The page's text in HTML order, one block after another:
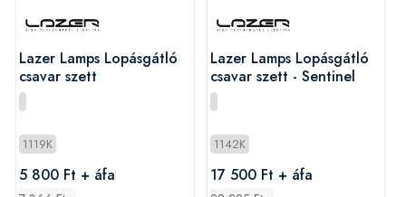
Lazer Lamps Lopásgátló
csavar szett
1119K
5 800 Ft + áfa
Lazer Lamps Lopásgátló
csavar szett - Sentinel
1142K
17 500 Ft + áfa